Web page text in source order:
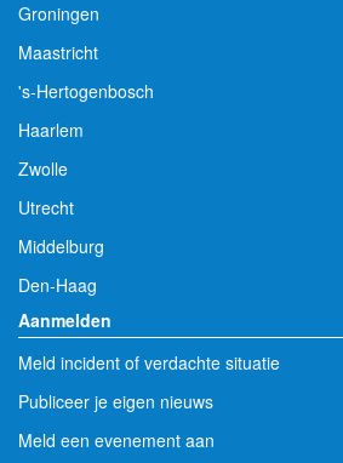
Groningen
Maastricht
's-Hertogenbosch
Haarlem
Zwolle
Utrecht
Middelburg
Den-Haag
Aanmelden
Meld incident of verdachte situatie
Publiceer je eigen nieuws
Meld een evenement aan